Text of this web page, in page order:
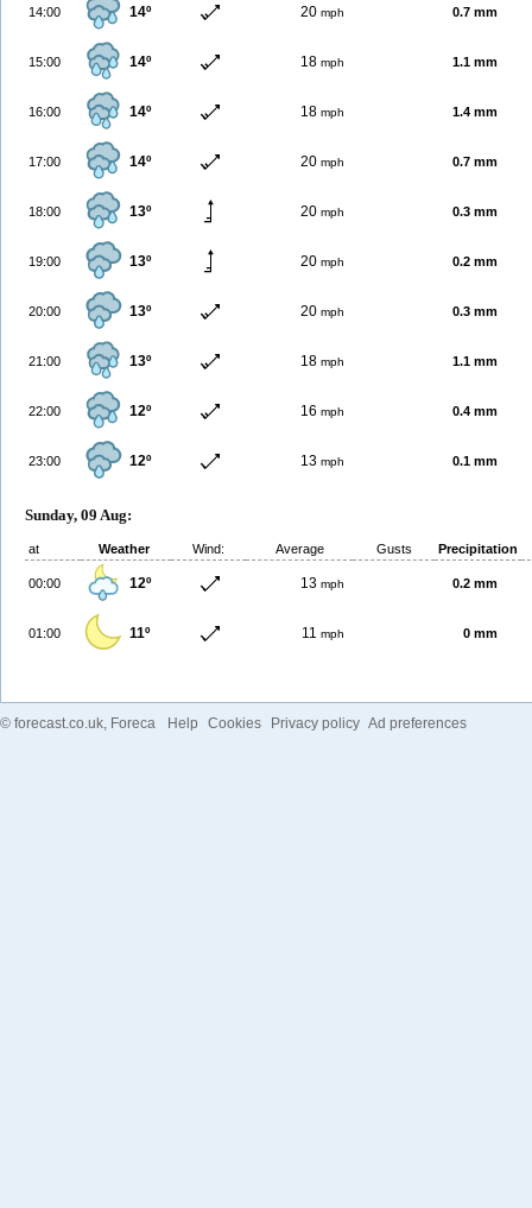
14:00 14º 20 mph 0.7 mm
15:00 14º 18 mph 1.1 mm
16:00 14º 18 mph 1.4 mm
17:00 14º 20 mph 0.7 mm
18:00 13º 20 mph 0.3 mm
19:00 13º 20 mph 0.2 mm
20:00 13º 20 mph 0.3 mm
21:00 13º 18 mph 1.1 mm
22:00 12º 16 mph 0.4 mm
23:00 12º 13 mph 0.1 mm
Sunday, 09 Aug:
at Weather Wind: Average Gusts Precipitation
00:00 12º 13 mph 0.2 mm
01:00 11º 11 mph 0 mm
© forecast.co.uk , Foreca Help Cookies Privacy policy Ad preferences